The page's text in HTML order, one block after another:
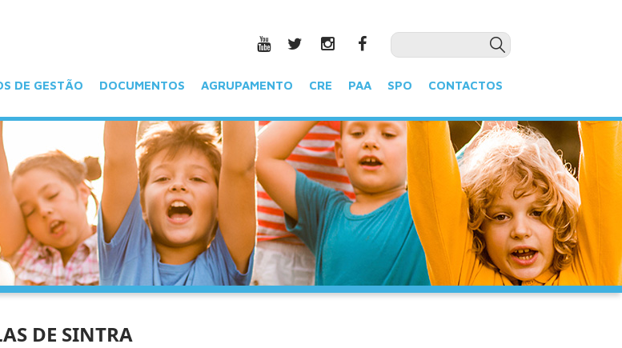
DE GESTÃO DOCUMENTOS AGRUPAMENTO CRE PAA SPO CONTACTOS
DE SINTRA